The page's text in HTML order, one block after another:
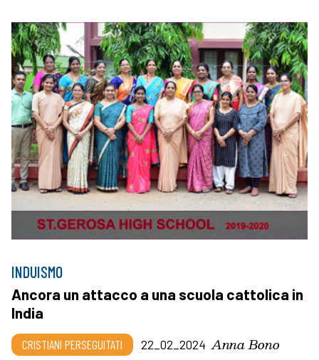
INDUISMO
Ancora un attacco a una scuola cattolica in
India
CRISTIANI PERSEGUITATI 22_02_2024 Anna Bono